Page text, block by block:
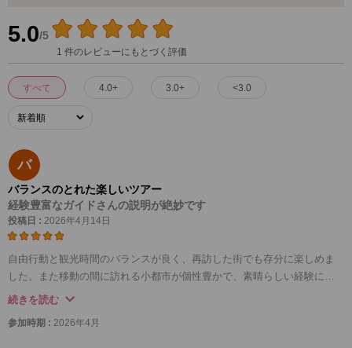
5.0/5
1 件のレビューにもとづく評価
すべて 4.0+ 3.0+ <3.0
バ
バランスのとれた楽しいツアー
経験豊富なガイドさんの説明が絶妙です
投稿日 : 2026年4月14日
自由行動と観光時間のバランスが良く、再訪した街でも存分に楽しめま
した。また移動の間に訪れる小都市が個性豊かで、素晴らしい経験にな
りました。
続きを読む
参加時期 : 2026年4月